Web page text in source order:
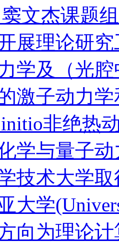
文杰课题
展理论研
学及（光
激子动力
非绝热
学与量子
技术大学
大学
向为理论